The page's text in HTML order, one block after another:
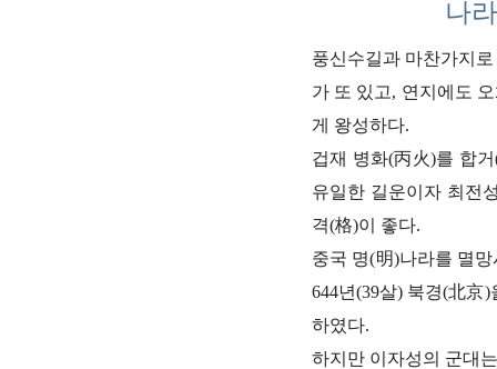
나
풍신수길과 마찬가지
가 또 있고, 연지에도
게 왕성하다.
겁재 병화(丙火)를 합
유일한 길운이자 최전
격(格)이 좋다.
중국 명(明)나라를 멸
644년(39살) 북경(北京
하였다.
하지만 이자성의 군대